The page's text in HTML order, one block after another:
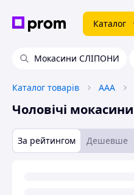
Каталог
Мокасини СЛІПОНИ
Каталог товарів ААА
Чоловічі мокасини
За рейтингом Дешевше